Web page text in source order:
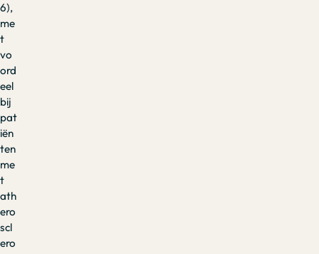
6),
me
t
vo
ord
eel
bij
pat
iën
ten
me
t
ath
ero
scl
ero